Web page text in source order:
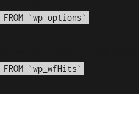
FROM `wp_options`
FROM `wp_wfHits`